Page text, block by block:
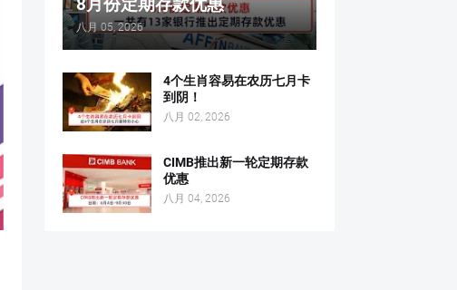
八月 05, 2026
4个生肖容易在农历七月卡
到阴！
八月 02, 2026
CIMB推出新一轮定期存款
优惠
八月 04, 2026